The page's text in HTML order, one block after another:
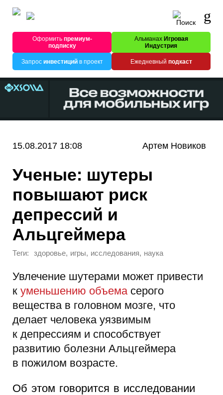
Оформитьпремиум-
подписку
Альманах Игровая
Индустрия
Запрос инвестицийв проект Ежедневный подкаст
15.08.2017 18:08 Артем Новиков
Ученые: шутеры
повышают риск
депрессий и
Альцгеймера
Теги: здоровье, игры, исследования, наука
Увлечение шутерами может привести
к уменьшению объема серого
вещества в головном мозге, что
делает человека уязвимым
к депрессиям и способствует
развитию болезни Альцгеймера
в пожилом возрасте.
Об этом говорится в исследовании